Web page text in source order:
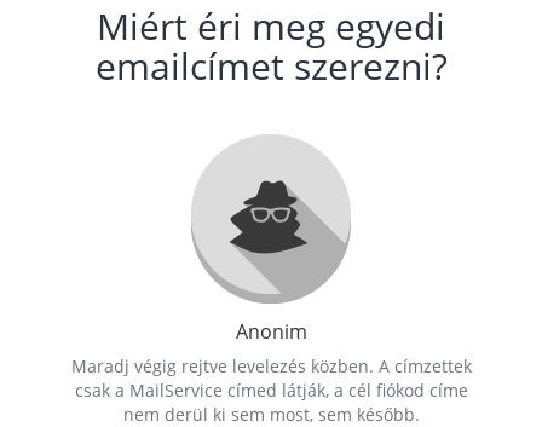
Miért éri meg egyedi
emailcímet szerezni?
Anonim
Maradj végig rejtve levelezés közben. A címzettek
csak a MailService címed látják, a cél fiókod címe
nem derül ki sem most, sem később.